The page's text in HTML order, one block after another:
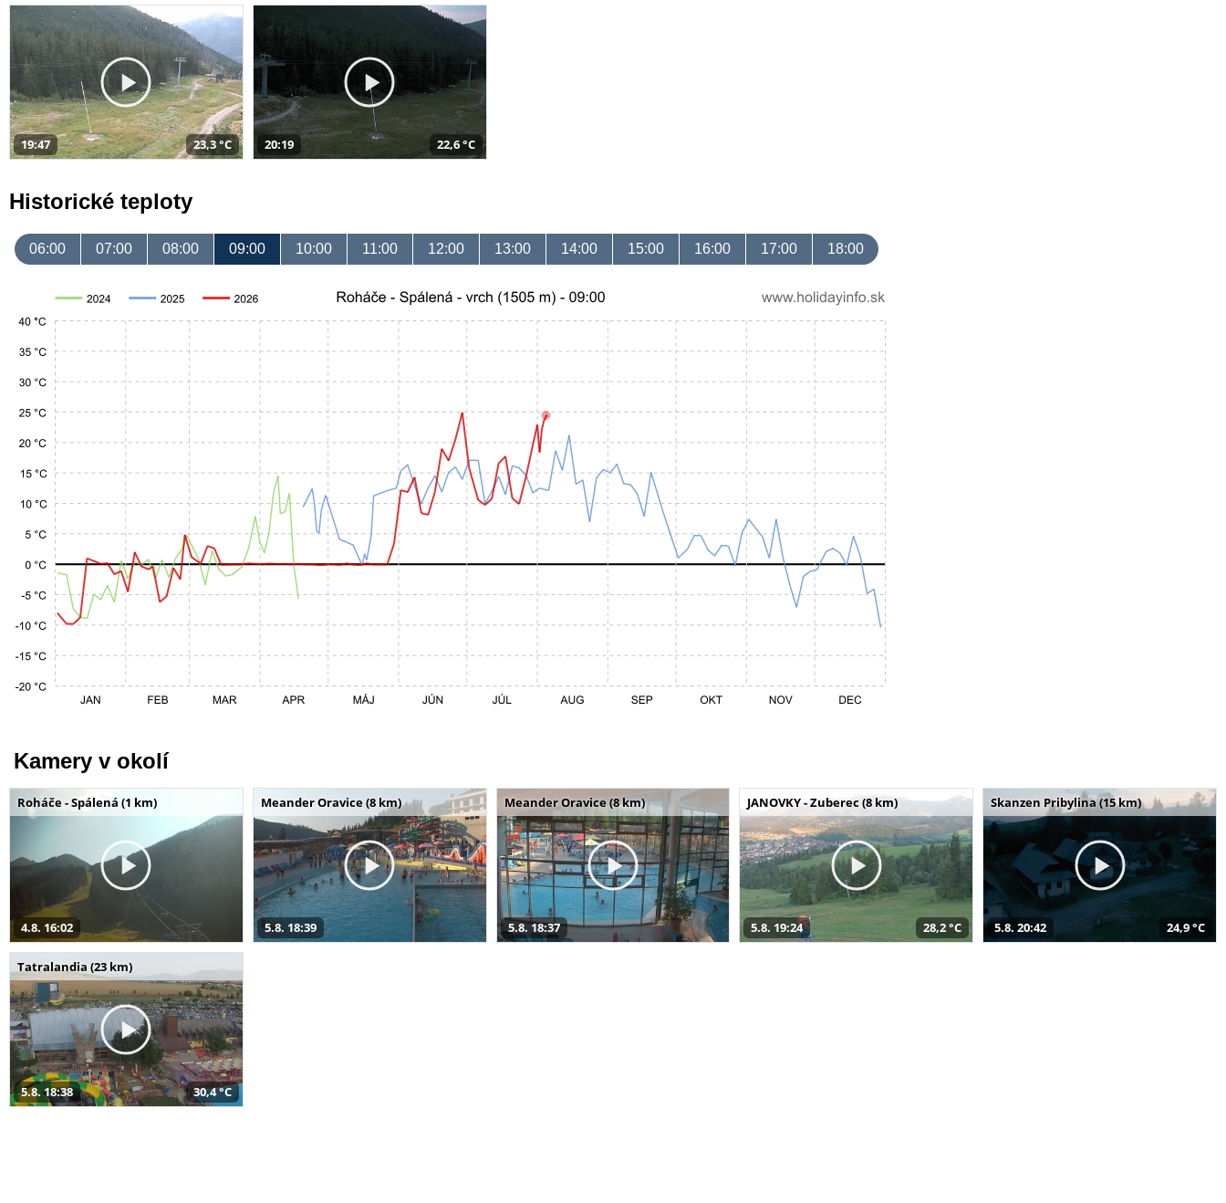
19:47 23,3 °C 20:19 22,6 °C
Historické teploty
06:00 07:00 08:00 09:00 10:00 11:00 12:00 13:00 14:00 15:00 16:00 17:00 18:00
Kamery v okolí
Roháče - Spálená (1 km)
4.8. 16:02
Meander Oravice (8 km)
5.8. 18:39
Meander Oravice (8 km)
5.8. 18:37
JANOVKY - Zuberec (8 km)
5.8. 19:24 28,2 °C
Skanzen Pribylina (15 km)
5.8. 20:42 24,9 °C
Tatralandia (23 km)
5.8. 18:38 30,4 °C